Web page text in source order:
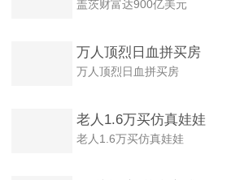
盖茨财富达900亿美元
万人顶烈日血拼买房
万人顶烈日血拼买房
老人1.6万买仿真娃娃
老人1.6万买仿真娃娃